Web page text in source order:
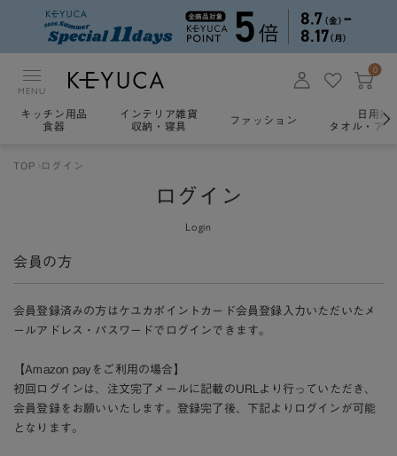
MENU
0
キッチン用品
食器
インテリア雑貨
収納・寝具
ファッション
日用雑
タオル・ア
TOP ログイン
ログイン
Login
会員の方
会員登録済みの方はケユカポイントカード会員登録入力いただいたメ
ールアドレス・パスワードでログインできます。
【Amazon payをご利用の場合】
初回ログインは、注文完了メールに記載のURLより行っていただき、
会員登録をお願いいたします。登録完了後、下記よりログインが可能
となります。